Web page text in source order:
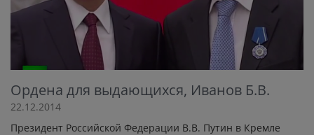
Ордена для выдающихся, Иванов Б.В.
22.12.2014
Президент Российской Федерации В.В. Путин в Кремле